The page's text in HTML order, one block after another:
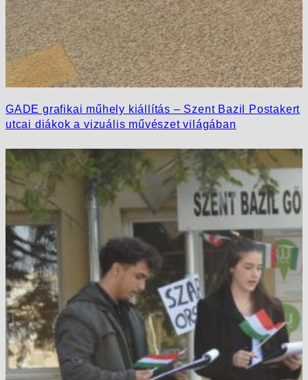
GADE grafikai műhely kiállítás – Szent Bazil Postakert
utcai diákok a vizuális művészet világában